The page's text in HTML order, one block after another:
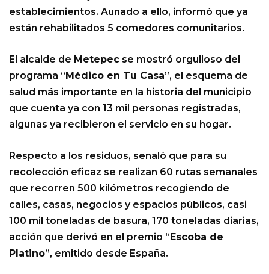
establecimientos. Aunado a ello, informó que ya
están rehabilitados 5 comedores comunitarios.
El alcalde de Metepec se mostró orgulloso del
programa “Médico en Tu Casa”, el esquema de
salud más importante en la historia del municipio
que cuenta ya con 13 mil personas registradas,
algunas ya recibieron el servicio en su hogar.
Respecto a los residuos, señaló que para su
recolección eficaz se realizan 60 rutas semanales
que recorren 500 kilómetros recogiendo de
calles, casas, negocios y espacios públicos, casi
100 mil toneladas de basura, 170 toneladas diarias,
acción que derivó en el premio “Escoba de
Platino”, emitido desde España.